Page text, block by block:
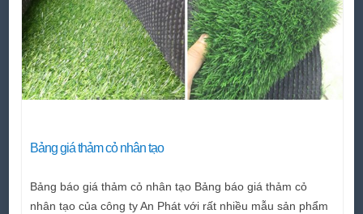
Bảng giá thảm cỏ nhân tạo
Bảng báo giá thảm cỏ nhân tạo Bảng báo giá thảm cỏ
nhân tạo của công ty An Phát với rất nhiều mẫu sản phẩm